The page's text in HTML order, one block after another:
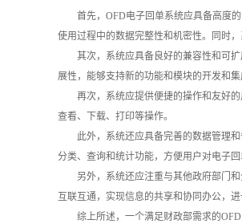
首先，OFD电子回单系统应具备高度
使用过程中的数据完整性和机密性。同时
其次，系统应具备良好的兼容性和可
展性，能够支持新的功能和模块的开发和
再次，系统应提供便捷的操作和友好
查看、下载、打印等操作。
此外，系统还应具备完善的数据管理
分类、查询和统计功能，方便用户对电子回
另外，系统还应注重与其他政府部门
互联互通，实现信息的共享和协同办公，
综上所述，一个满足财政部需求的